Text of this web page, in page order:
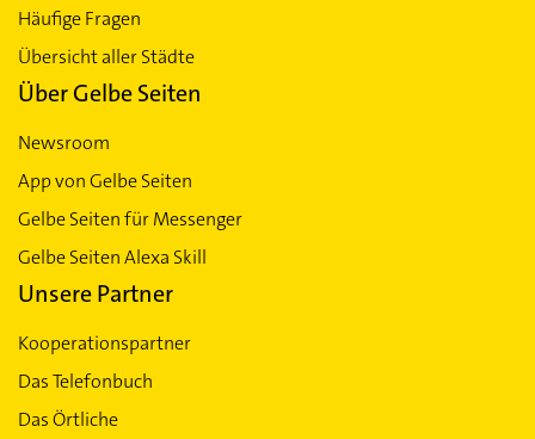
Häufige Fragen
Übersicht aller Städte
Über Gelbe Seiten
Newsroom
App von Gelbe Seiten
Gelbe Seiten für Messenger
Gelbe Seiten Alexa Skill
Unsere Partner
Kooperationspartner
Das Telefonbuch
Das Örtliche